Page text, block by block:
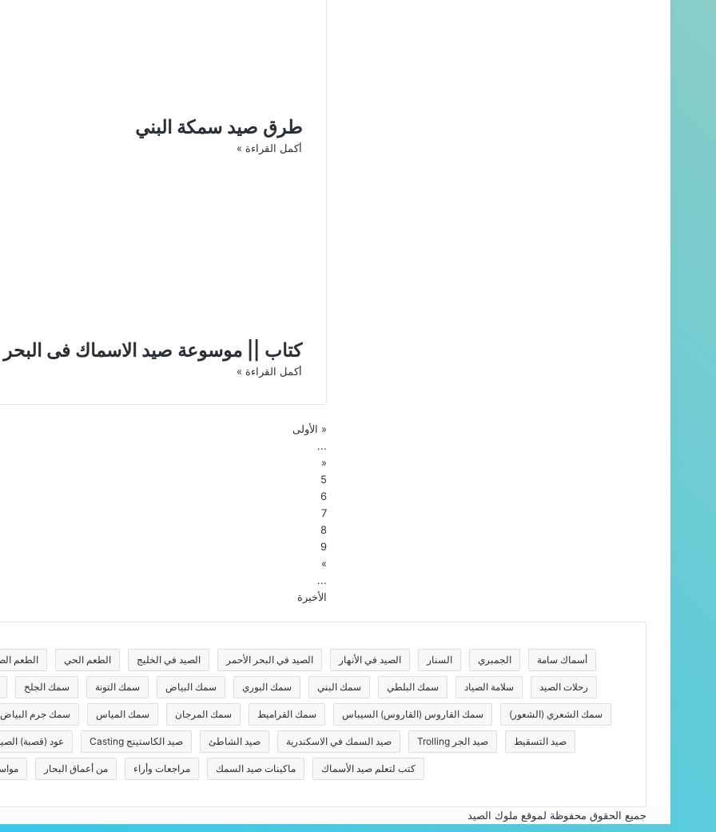
طرق صيد سمكة البني
أكمل القراءة »
كتاب || موسوعة صيد الاسماك فى البحر
أكمل القراءة »
« الأولى
...
«
5
6
7
8
9
»
...
الأخيرة
أسماك سامة الجمبري السنار الصيد في الأنهار الصيد في البحر الأحمر الصيد في الخليج الطعم الحي الطعم
رحلات الصيد سلامة الصياد سمك البلطي سمك البني سمك البوري سمك البياض سمك التونة سمك الجلخ
سمك الشعري (الشعور) سمك القاروس (القاروس) السيباس سمك القراميط سمك المرجان سمك المياس سمك جرم البياض
صيد التسقيط صيد الجر Trolling صيد السمك في الاسكندرية صيد الشاطئ صيد الكاستينج Casting عود (قصبة)
كتب لتعلم صيد الأسماك ماكينات صيد السمك مراجعات وأراء من أعماق البحار
جميع الحقوق محفوظة لموقع ملوك الصيد